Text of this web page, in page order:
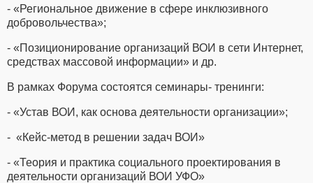
- «Региональное движение в сфере инклюзивного
добровольчества»;
- «Позиционирование организаций ВОИ в сети Интернет,
средствах массовой информации» и др.
В рамках Форума состоятся семинары- тренинги:
- «Устав ВОИ, как основа деятельности организации»;
- «Кейс-метод в решении задач ВОИ»
- «Теория и практика социального проектирования в
деятельности организаций ВОИ УФО»